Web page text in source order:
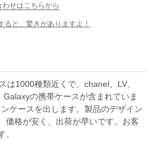
せはこちらから
ると、驚きがありますよ！
は1000種類近くで、chanel、LV、
の携帯ケースが含まれていま
ケースを出します。製品のデザイン
価格が安く、出荷が早いです。お客
。